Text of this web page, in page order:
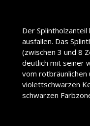
Der Splintholzanteil
ausfallen. Das
(zwischen 3 und 8
deutlich mit seiner
vom rotbräunlichen
violettschwarzen
schwarzen